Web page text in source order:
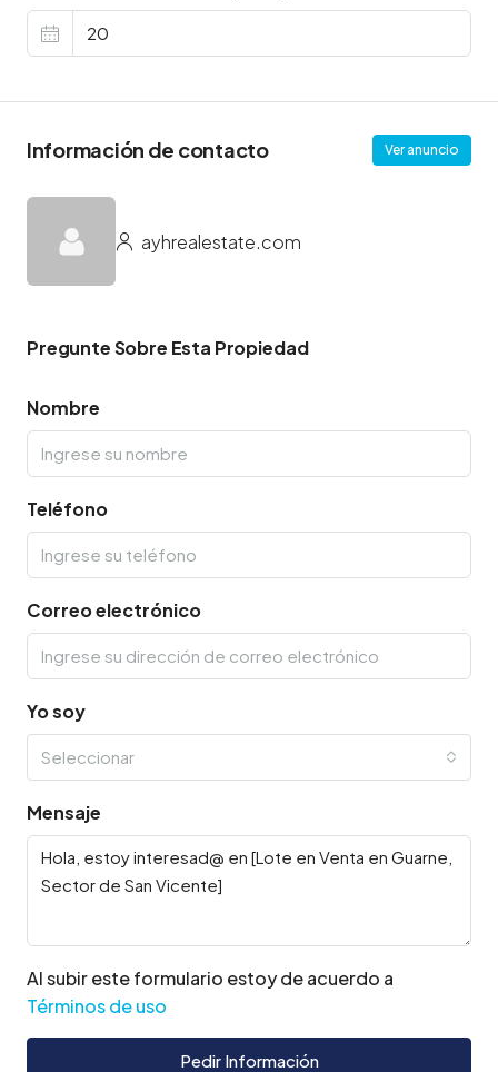
Información de contacto Ver anuncio
ayhrealestate.com
Pregunte Sobre Esta Propiedad
Nombre
Teléfono
Correo electrónico
Yo soy
Seleccionar
Mensaje
Al subir este formulario estoy de acuerdo a
Términos de uso
Pedir Información